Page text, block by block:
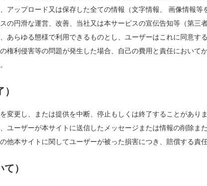
アップロード⼜は保存した全ての情報（⽂字情報、 画像情報
の円滑な運営、改善、当社⼜は本サービスの宣伝告知等（第三
あらゆる態様で利⽤できるものとし、ユーザーはこれに同意する
権利侵害等の問題が発⽣した場合、⾃⼰の費⽤と責任において
変更し、または提供を中断、停⽌もしくは終了することがあり
ユーザーが本サイトに送信したメッセージまたは情報の削除ま
他本サイトに関してユーザーが被った損害につき、賠償する責
）